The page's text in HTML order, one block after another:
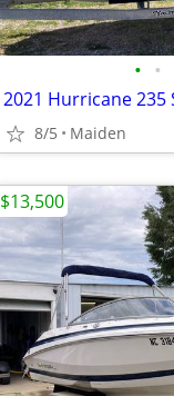
• •
8/5 Maiden
$13,500